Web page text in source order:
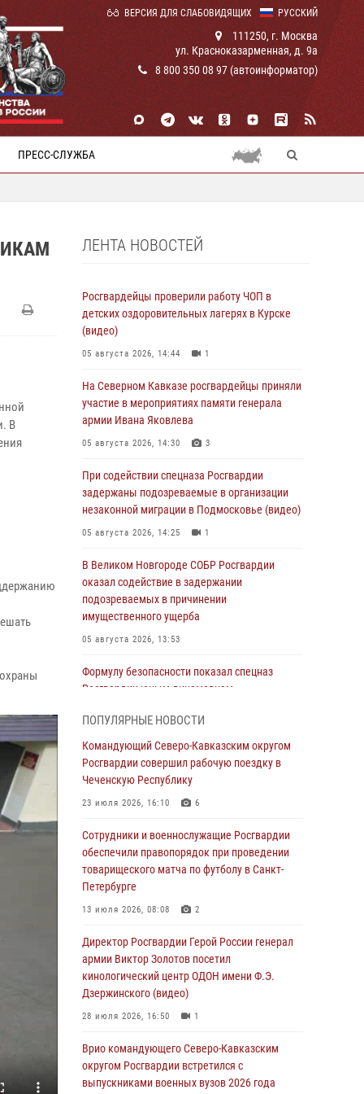
РУССКИЙ
ВЕРСИЯ ДЛЯ СЛАБОВИДЯЩИХ
111250, г. Москва
ул. Красноказарменная, д. 9а
8 800 350 08 97 (автоинформатор)
ПРЕСС-СЛУЖБА
В
ЛЕНТА НОВОСТЕЙ
Росгвардейцы проверили работу ЧОП в
детских оздоровительных лагерях в Курске
(видео)
05 августа 2026, 14:44 1
На Северном Кавказе росгвардейцы приняли
участие в мероприятиях памяти генерала
армии Ивана Яковлева
05 августа 2026, 14:30 3
При содействии спецназа Росгвардии
задержаны подозреваемые в организации
незаконной миграции в Подмосковье (видео)
05 августа 2026, 14:25 1
В Великом Новгороде СОБР Росгвардии
оказал содействие в задержании
подозреваемых в причинении
имущественного ущерба
05 августа 2026, 13:53
Формулу безопасности показал спецназ
Росгвардии юным динамовцам
В столице росгвардейцы задержали мужчину,
устроившего дебош в букмекерской конторе
В Удмуртии при силовой поддержке спецназа
Росгвардии задержаны подозреваемые в
мошенничестве под видом оказания
оздоровительных услуг (видео)
В Москве дети сотрудников и
военнослужащих Росгвардии посетили
мастер-класс по художественной гимнастике
05 августа 2026, 13:00
Офицеры Росгвардии и ветераны войск
правопорядка почтили память генерала
армии Ивана Кирилловича Яковлева
ПОПУЛЯРНЫЕ НОВОСТИ
Командующий Северо-Кавказским округом
Росгвардии совершил рабочую поездку в
Чеченскую Республику
23 июля 2026, 16:10 6
Сотрудники и военнослужащие Росгвардии
обеспечили правопорядок при проведении
товарищеского матча по футболу в Санкт-
Петербурге
13 июля 2026, 08:08 2
Директор Росгвардии Герой России генерал
армии Виктор Золотов посетил
кинологический центр ОДОН имени Ф.Э.
Дзержинского (видео)
28 июля 2026, 16:50 1
Врио командующего Северо-Кавказским
округом Росгвардии встретился с
выпускниками военных вузов 2026 года